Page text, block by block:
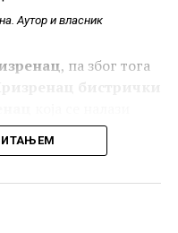
Аутор и власник
, па због тога